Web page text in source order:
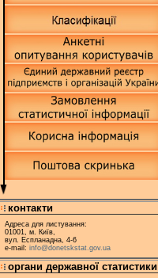
контакти
Адреса для листування:
01001, м. Київ,
вул. Еспланадна, 4-6
e-mail: info@donetskstat.gov.ua
органи державної статистики